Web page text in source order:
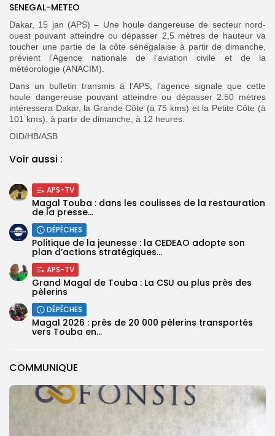
FR
COMMUNIQUE
SENEGAL-METEO
Dakar, 15 jan (APS) – Une houle dangereuse de secteur nord-
ouest pouvant atteindre ou dépasser 2,5 mètres de hauteur va
toucher une partie de la côte sénégalaise à partir de dimanche,
prévient l’Agence nationale de l’aviation civile et de la
météorologie (ANACIM).
Dans un bulletin transmis à l’APS, l’agence signale que cette
houle dangereuse pouvant atteindre ou dépasser 2.50 mètres
intéressera Dakar, la Grande Côte (à 75 kms) et la Petite Côte (à
101 kms), à partir de dimanche, à 12 heures.
OID/HB/ASB
Voir aussi :
APS-TV
Magal Touba : dans les coulisses de la restauration
de la presse...
DÉPÊCHES
Politique de la jeunesse : la CEDEAO adopte son
plan d’actions stratégiques...
APS-TV
Grand Magal de Touba : La CSU au plus près des
pèlerins
DÉPÊCHES
Magal 2026 : près de 20 000 pèlerins transportés
vers Touba en...